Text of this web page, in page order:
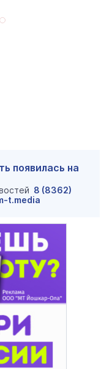
появилась на
8 (8362)
t.media